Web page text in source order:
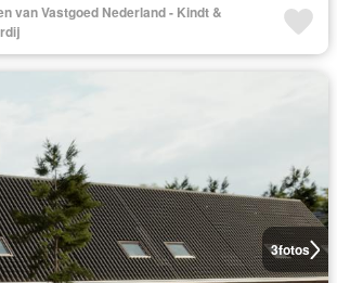
van Vastgoed Nederland - Kindt &
3fotos